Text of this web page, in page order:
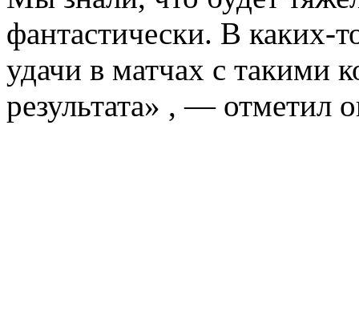
фантастически. В каких-
удачи в матчах с такими
результата» , — отметил